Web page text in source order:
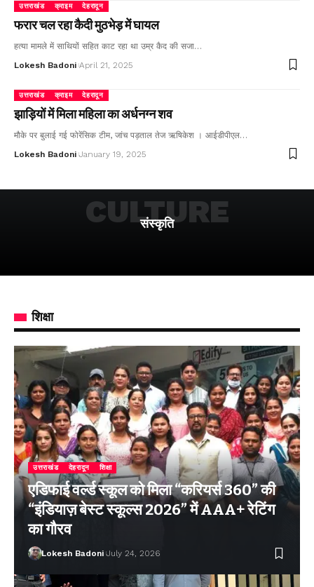
उत्तराखंड क्राइम देहरादून
फरार चल रहा कैदी मुठभेड़ में घायल
हत्या मामले में साथियों सहित काट रहा था उम्र कैद की सजा…
Lokesh Badoni April 21, 2025
उत्तराखंड क्राइम देहरादून
झाड़ियों में मिला महिला का अर्धनग्न शव
मौके पर बुलाई गई फोरेंसिक टीम, जांच पड़ताल तेज ऋषिकेश । आईडीपीएल…
Lokesh Badoni January 19, 2025
संस्कृति
CULTURE
शिक्षा
उत्तराखंड देहरादून शिक्षा
एडिफाई वर्ल्ड स्कूल को मिला “करियर्स 360” की
“इंडियाज़ बेस्ट स्कूल्स 2026” में AAA+ रेटिंग
का गौरव
Lokesh Badoni July 24, 2026